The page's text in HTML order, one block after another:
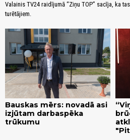
Valainis TV24 raidījumā “Ziņu TOP” sacīja, ka
turētājiem.
Bauskas mērs: novadā asi
izjūtam darbaspēka
trūkumu